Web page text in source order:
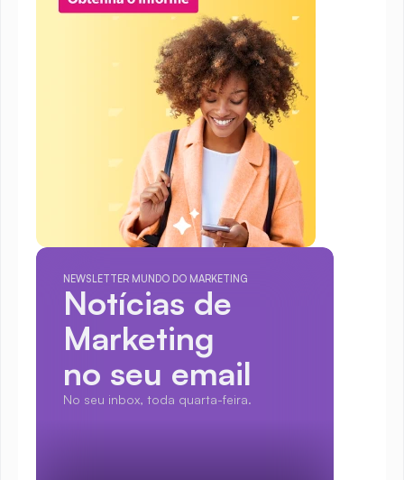
NEWSLETTER MUNDO DO MARKETING
Notícias de
Marketing
no seu email
No seu inbox, toda quarta-feira.